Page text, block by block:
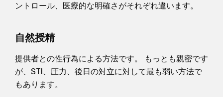
ントロール、医療的な明確さがそれぞれ違います。
自然授精
提供者との性行為による方法です。 もっとも親密です
が、STI、圧力、後日の対立に対して最も弱い方法で
もあります。